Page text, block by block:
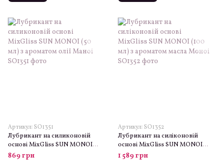
Артикул: SO1351
Лубрикант на силиконовій
основі MixGliss SUN MONOI
(50 мл) з ароматом олії Маноі
869 грн
Артикул: SO1352
Лубрикант на силіконовій
основі MixGliss SUN MONOI
(100 мл) з ароматом масла
1 589 грн